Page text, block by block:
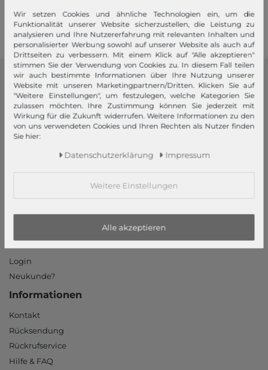
Mehr dazu!
modeherz
Impressum
AGB
Widerrufsrecht
Datenschutzerklärung
Barrierefreiheitserklärung
Unsere Stores
Mein Konto
Login
Neukunde?
Informationen
Kontakt
Rücksendung
Rückrufservice
Hilfe & FAQ
Wir setzen Cookies und ähnliche Technologien ein, um die
Funktionalität unserer Website sicherzustellen, die Leistung zu
analysieren und Ihre Nutzererfahrung mit relevanten Inhalten und
personalisierter Werbung sowohl auf unserer Website als auch auf
Drittseiten zu verbessern. Mit einem Klick auf "Alle akzeptieren"
stimmen Sie der Verwendung von Cookies zu. In diesem Fall teilen
wir auch bestimmte Informationen über Ihre Nutzung unserer
Website mit unseren Marketingpartnern/Dritten. Klicken Sie auf
"Weitere Einstellungen", um festzulegen, welche Kategorien Sie
zulassen möchten. Ihre Zustimmung können Sie jederzeit mit
Wirkung für die Zukunft widerrufen. Weitere Informationen zu den
von uns verwendeten Cookies und Ihren Rechten als Nutzer finden
Sie hier:
Daten­schutz­erklärung Impressum
Weitere Einstellungen
Alle akzeptieren